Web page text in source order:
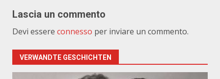
Lascia un commento
Devi essere connesso per inviare un commento.
VERWANDTE GESCHICHTEN